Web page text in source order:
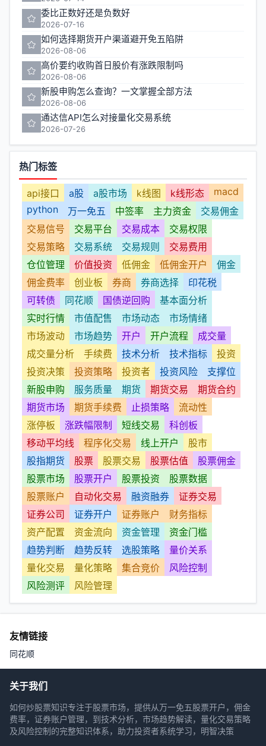
委比正数好还是负数好
2026-07-16
如何选择期货开户渠道避开免五陷阱
2026-08-06
高价要约收购首日股价有涨跌限制吗
2026-08-06
新股申购怎么查询？一文掌握全部方法
2026-08-06
通达信API怎么对接量化交易系统
2026-07-26
热门标签
api接口 a股 a股市场 k线图 k线形态
macd
python
万一免五 中签率 主力资金
交易佣金
交易信号
交易平台 交易成本
交易权限
交易策略
交易系统 交易规则
交易费用
仓位管理
价值投资 低佣金 低佣金开户
佣金
佣金费率
创业板 券商 券商选择
印花税
可转债
同花顺 国债逆回购
基本面分析
实时行情
市值配售 市场动态
市场情绪
市场波动
市场趋势 开户 开户流程
成交量
成交量分析
手续费 技术分析 技术指标
投资
投资决策
投资策略 投资者 投资风险
支撑位
新股申购
服务质量 期货 期货交易
期货合约
期货市场
期货手续费 止损策略
流动性
涨停板
涨跌幅限制 短线交易
科创板
移动平均线
程序化交易 线上开户
股市
股指期货
股票 股票交易 股票估值
股票佣金
股票市场
股票开户 股票投资
股票数据
股票账户
自动化交易 融资融券
证券交易
证券公司
证券开户 证券账户
财务指标
资产配置
资金流向 资金管理
资金门槛
趋势判断
趋势反转 选股策略
量价关系
量化交易
量化策略 集合竞价
风险控制
风险测评
风险管理
友情链接
同花顺
关于我们
如何炒股票知识专注于股票市场，提供从万一免五股票开户，佣金
费率，证券账户管理，到技术分析，市场趋势解读，量化交易策略
及风险控制的完整知识体系，助力投资者系统学习，明智决策